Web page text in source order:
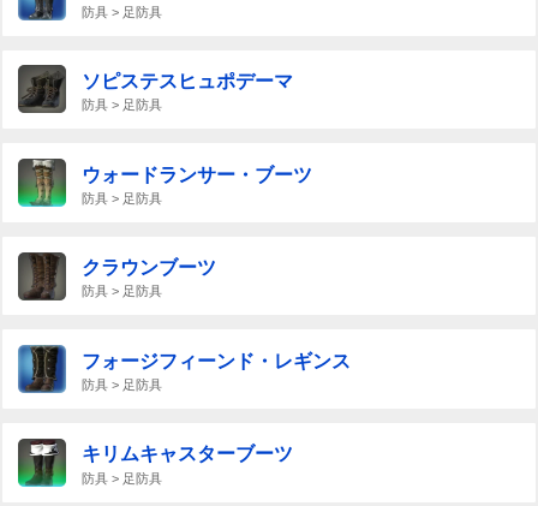
防具 > 足防具
ソピステスヒュポデーマ
防具 > 足防具
ウォードランサー・ブーツ
防具 > 足防具
クラウンブーツ
防具 > 足防具
フォージフィーンド・レギンス
防具 > 足防具
キリムキャスターブーツ
防具 > 足防具